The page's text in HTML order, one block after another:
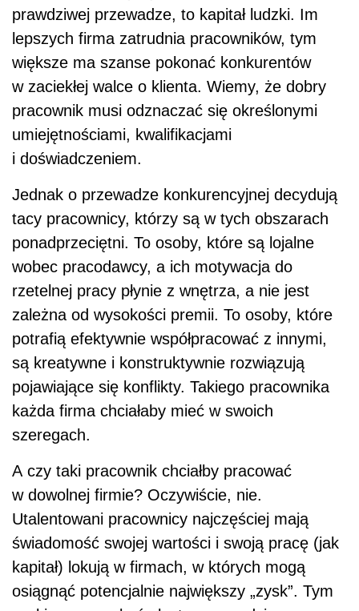
prawdziwej przewadze, to kapitał ludzki. Im
lepszych firma zatrudnia pracowników, tym
większe ma szanse pokonać konkurentów
w zaciekłej walce o klienta. Wiemy, że dobry
pracownik musi odznaczać się określonymi
umiejętnościami, kwalifikacjami
i doświadczeniem.
Jednak o przewadze konkurencyjnej decydują
tacy pracownicy, którzy są w tych obszarach
ponadprzeciętni. To osoby, które są lojalne
wobec pracodawcy, a ich motywacja do
rzetelnej pracy płynie z wnętrza, a nie jest
zależna od wysokości premii. To osoby, które
potrafią efektywnie współpracować z innymi,
są kreatywne i konstruktywnie rozwiązują
pojawiające się konflikty. Takiego pracownika
każda firma chciałaby mieć w swoich
szeregach.
A czy taki pracownik chciałby pracować
w dowolnej firmie? Oczywiście, nie.
Utalentowani pracownicy najczęściej mają
świadomość swojej wartości i swoją pracę (jak
kapitał) lokują w firmach, w których mogą
osiągnąć potencjalnie największy „zysk”. Tym